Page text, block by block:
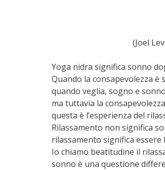
(Joel
Yoga nidra significa sonno
Quando la consapevolezza
quando veglia, sogno e
ma tuttavia la
questa è l’esperienza del
Rilassamento non significa
rilassamento significa
Io chiamo beatitudine il
sonno è una questione